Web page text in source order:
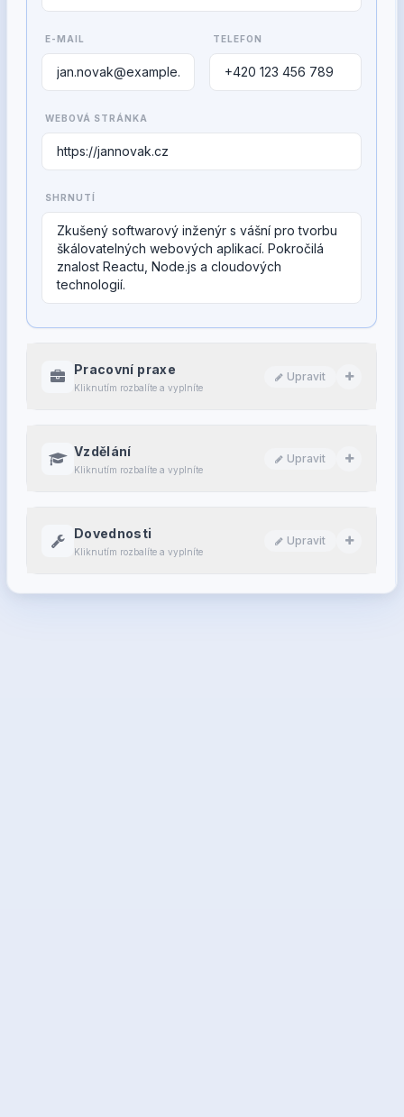
E-MAIL TELEFON
WEBOVÁ STRÁNKA
SHRNUTÍ
Pracovní praxe
Kliknutím rozbalíte a vyplníte
Upravit
Vzdělání
Kliknutím rozbalíte a vyplníte
Upravit
Dovednosti
Kliknutím rozbalíte a vyplníte
Upravit